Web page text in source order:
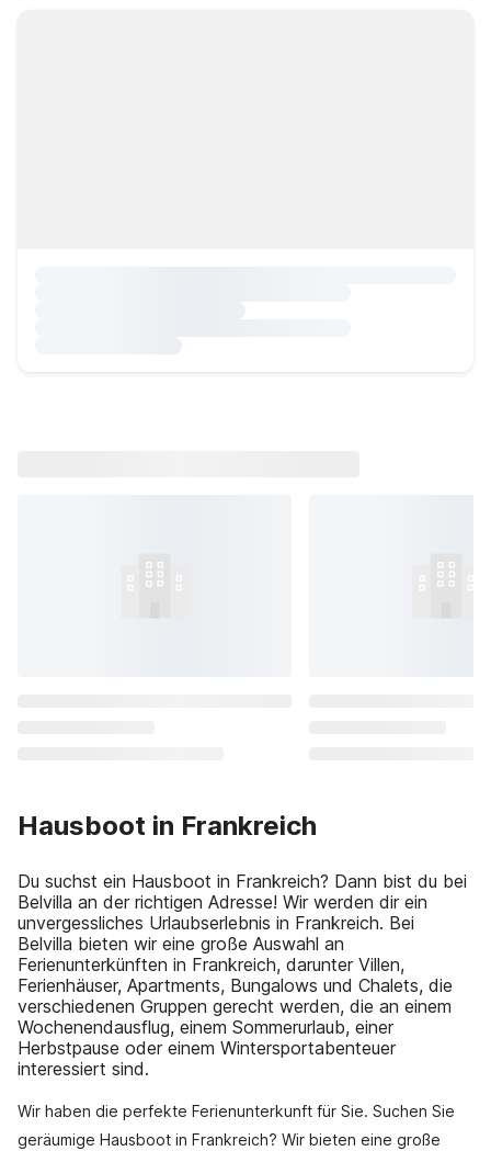
Hausboot in Frankreich
Du suchst ein Hausboot in Frankreich? Dann bist du bei
Belvilla an der richtigen Adresse! Wir werden dir ein
unvergessliches Urlaubserlebnis in Frankreich. Bei
Belvilla bieten wir eine große Auswahl an
Ferienunterkünften in Frankreich, darunter Villen,
Ferienhäuser, Apartments, Bungalows und Chalets, die
verschiedenen Gruppen gerecht werden, die an einem
Wochenendausflug, einem Sommerurlaub, einer
Herbstpause oder einem Wintersportabenteuer
interessiert sind.
Wir haben die perfekte Ferienunterkunft für Sie. Suchen Sie
geräumige Hausboot in Frankreich? Wir bieten eine große